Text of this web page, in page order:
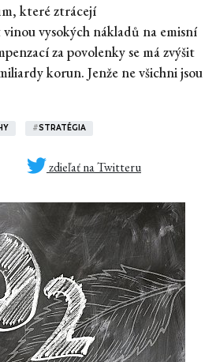
které ztrácejí
vysokých nákladů na emisní
za povolenky se má zvýšit
korun. Jenže ne všichni jsou
#STRATÉGIA
zdieľať na Twitteru